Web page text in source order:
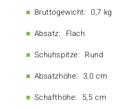
Bruttogewicht: 0,7 kg
Absatz: Flach
Schuhspitze: Rund
Absatzhöhe: 3,0 cm
Schafthöhe: 5,5 cm